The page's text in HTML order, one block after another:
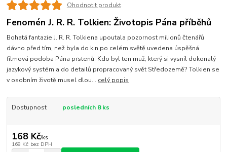
Ohodnotit produkt
Fenomén J. R. R. Tolkien: Životopis Pána příběhů
Bohatá fantazie J. R. R. Tolkiena upoutala pozornost milionů čtenářů
dávno před tím, než byla do kin po celém světě uvedena úspěšná
filmová podoba Pána prstenů. Kdo byl ten muž, který si vysnil dokonalý
jazykový systém a do detailů propracovaný svět Středozemě? Tolkien se
v osobním životě musel dlou... celý popis
Dostupnost posledních 8 ks
168 Kč/ks
168 Kč bez DPH